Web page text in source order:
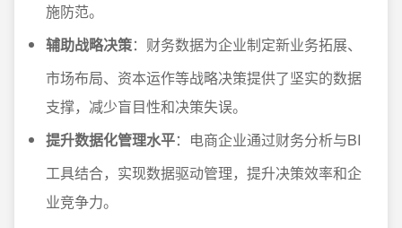
施防范。
辅助战略决策：财务数据为企业制定新业务拓展、
市场布局、资本运作等战略决策提供了坚实的数据
支撑，减少盲目性和决策失误。
提升数据化管理水平：电商企业通过财务分析与BI
工具结合，实现数据驱动管理，提升决策效率和企
业竞争力。